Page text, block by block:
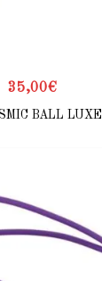
35,00€
BALL LUXE